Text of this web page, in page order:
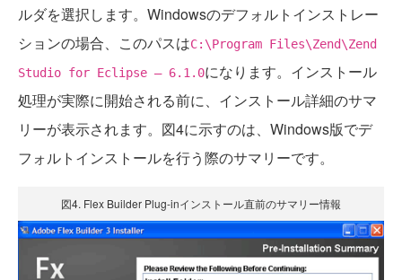
ルダを選択します。Windowsのデフォルトインストレー
ションの場合、このパスはC:\Program Files\Zend\Zend
Studio for Eclipse ― 6.1.0になります。インストール
処理が実際に開始される前に、インストール詳細のサマ
リーが表示されます。図4に示すのは、Windows版でデ
フォルトインストールを行う際のサマリーです。
図4. Flex Builder Plug-inインストール直前のサマリー情報